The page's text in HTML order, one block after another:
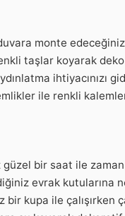
monte
taşlar koyarak
ihtiyacınızı
ile renkli
güzel bir saat ile
evrak kutularına
bir kupa ile